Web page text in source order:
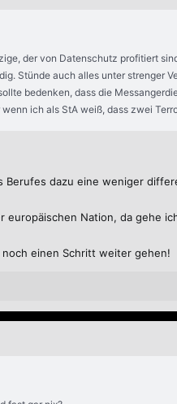
der von Datenschutz profitiert
Stünde auch alles unter strenger
bedenken, dass die
ich als StA weiß, dass zwei
Berufes dazu eine weniger
Nation, da gehe
einen Schritt weiter gehen!